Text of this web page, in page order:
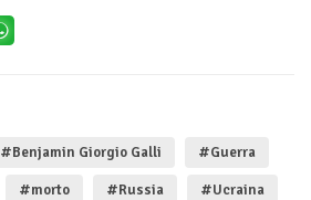
#Benjamin Giorgio Galli #Guerra
#morto #Russia #Ucraina